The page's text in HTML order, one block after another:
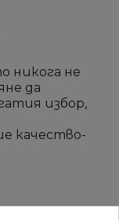
никога не
да
избор,
качество-